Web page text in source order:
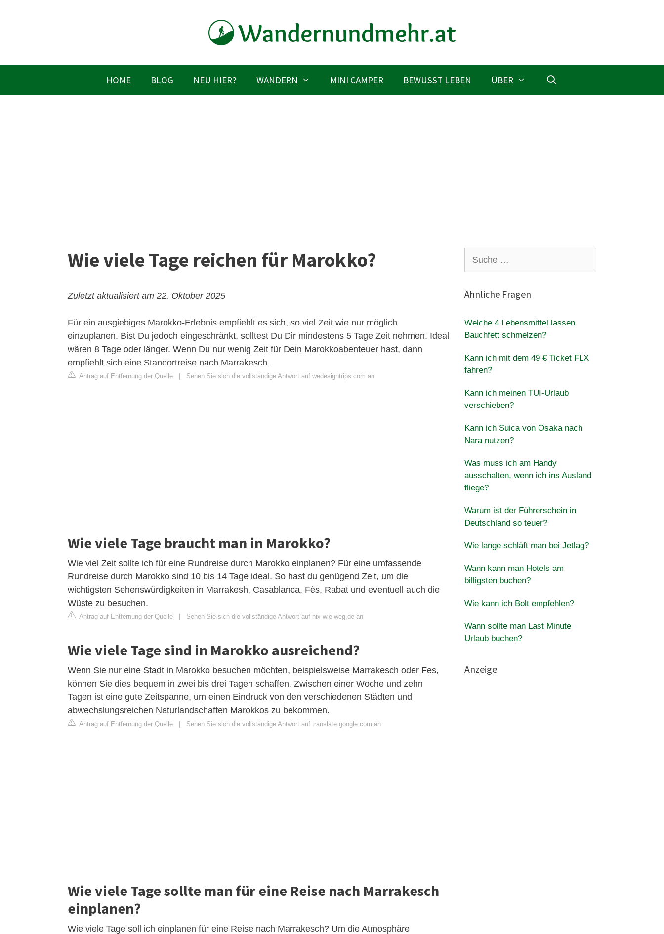
HOME BLOG NEU HIER? WANDERN MINI CAMPER BEWUSST LEBEN ÜBER
Wie viele Tage reichen für Marokko?
Zuletzt aktualisiert am 22. Oktober 2025
Für ein ausgiebiges Marokko-Erlebnis empfiehlt es sich, so viel Zeit wie nur möglich
einzuplanen. Bist Du jedoch eingeschränkt, solltest Du Dir mindestens 5 Tage Zeit nehmen. Ideal
wären 8 Tage oder länger. Wenn Du nur wenig Zeit für Dein Marokkoabenteuer hast, dann
empfiehlt sich eine Standortreise nach Marrakesch.
Antrag auf Entfernung der Quelle Sehen Sie sich die vollständige Antwort auf wedesigntrips.com an
Wie viele Tage braucht man in Marokko?
Wie viel Zeit sollte ich für eine Rundreise durch Marokko einplanen? Für eine umfassende
Rundreise durch Marokko sind 10 bis 14 Tage ideal. So hast du genügend Zeit, um die
wichtigsten Sehenswürdigkeiten in Marrakesh, Casablanca, Fès, Rabat und eventuell auch die
Wüste zu besuchen.
Antrag auf Entfernung der Quelle Sehen Sie sich die vollständige Antwort auf nix-wie-weg.de an
Wie viele Tage sind in Marokko ausreichend?
Wenn Sie nur eine Stadt in Marokko besuchen möchten, beispielsweise Marrakesch oder Fes,
können Sie dies bequem in zwei bis drei Tagen schaffen. Zwischen einer Woche und zehn
Tagen ist eine gute Zeitspanne, um einen Eindruck von den verschiedenen Städten und
abwechslungsreichen Naturlandschaften Marokkos zu bekommen.
Antrag auf Entfernung der Quelle Sehen Sie sich die vollständige Antwort auf translate.google.com an
Wie viele Tage sollte man für eine Reise nach Marrakesch
einplanen?
Wie viele Tage soll ich einplanen für eine Reise nach Marrakesch? Um die Atmosphäre
nach:
Ähnliche Fragen
Welche 4 Lebensmittel lassen
Bauchfett schmelzen?
Kann ich mit dem 49 € Ticket FLX
fahren?
Kann ich meinen TUI-Urlaub
verschieben?
Kann ich Suica von Osaka nach
Nara nutzen?
Was muss ich am Handy
ausschalten, wenn ich ins Ausland
fliege?
Warum ist der Führerschein in
Deutschland so teuer?
Wie lange schläft man bei Jetlag?
Wann kann man Hotels am
billigsten buchen?
Wie kann ich Bolt empfehlen?
Wann sollte man Last Minute
Urlaub buchen?
Anzeige